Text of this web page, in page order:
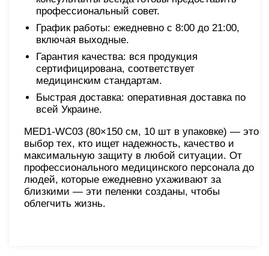
профессиональный совет.
График работы: ежедневно с 8:00 до 21:00,
включая выходные.
Гарантия качества: вся продукция
сертифицирована, соответствует
медицинским стандартам.
Быстрая доставка: оперативная доставка по
всей Украине.
MED1-WC03 (80×150 см, 10 шт в упаковке) — это
выбор тех, кто ищет надежность, качество и
максимальную защиту в любой ситуации. От
профессионального медицинского персонала до
людей, которые ежедневно ухаживают за
близкими — эти пеленки созданы, чтобы
облегчить жизнь.